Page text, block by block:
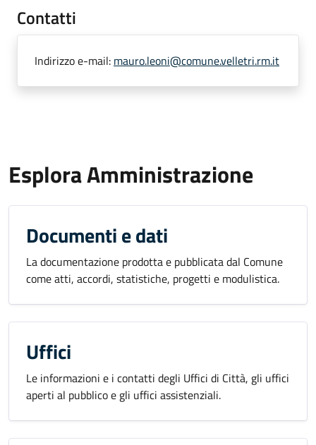
Contatti
Indirizzo e-mail: mauro.leoni@comune.velletri.rm.it
Esplora Amministrazione
Documenti e dati
La documentazione prodotta e pubblicata dal Comune
come atti, accordi, statistiche, progetti e modulistica.
Uffici
Le informazioni e i contatti degli Uffici di Città, gli uffici
aperti al pubblico e gli uffici assistenziali.